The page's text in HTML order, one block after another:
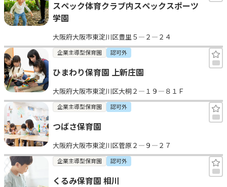
スペック体育クラブ内スペックスポーツ
学園
大阪府大阪市東淀川区豊里５—２—２４
企業主導型保育園 認可外
ひまわり保育園 上新庄園
大阪府大阪市東淀川区大桐２—１９—８１Ｆ
企業主導型保育園 認可外
つばさ保育園
大阪府大阪市東淀川区菅原２—９—２７
企業主導型保育園 認可外
くるみ保育園 相川